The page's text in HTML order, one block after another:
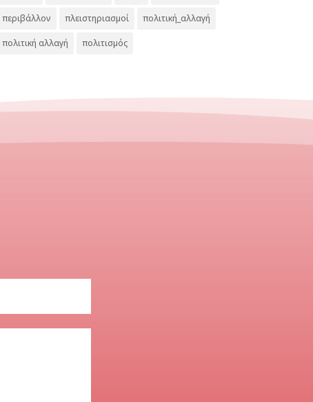
περιβάλλον πλειστηριασμοί πολιτική_αλλαγή
πολιτική αλλαγή πολιτισμός